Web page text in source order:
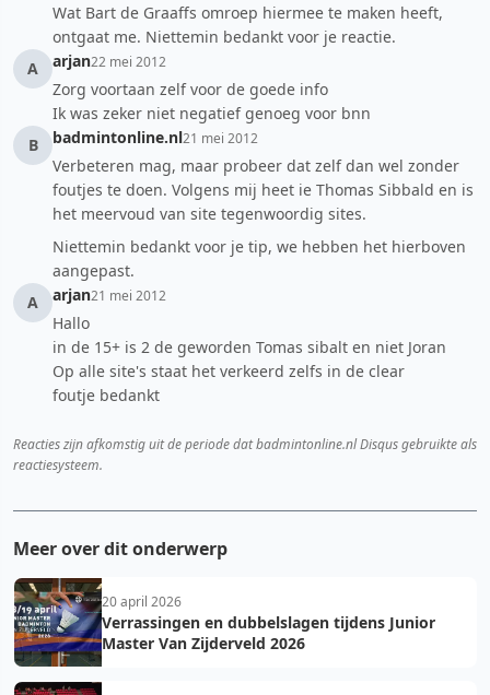
Wat Bart de Graaffs omroep hiermee te maken heeft,
ontgaat me. Niettemin bedankt voor je reactie.
A
arjan22 mei 2012
Zorg voortaan zelf voor de goede info
Ik was zeker niet negatief genoeg voor bnn
B
badmintonline.nl21 mei 2012
Verbeteren mag, maar probeer dat zelf dan wel zonder
foutjes te doen. Volgens mij heet ie Thomas Sibbald en is
het meervoud van site tegenwoordig sites.
Niettemin bedankt voor je tip, we hebben het hierboven
aangepast.
A
arjan21 mei 2012
Hallo
in de 15+ is 2 de geworden Tomas sibalt en niet Joran
Op alle site's staat het verkeerd zelfs in de clear
foutje bedankt
Reacties zijn afkomstig uit de periode dat badmintonline.nl Disqus gebruikte als
reactiesysteem.
Meer over dit onderwerp
20 april 2026
Verrassingen en dubbelslagen tijdens Junior
Master Van Zijderveld 2026